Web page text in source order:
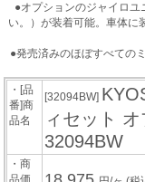
●オプションのジャイロユ
い。）が装着可能。車体に
●発売済みのほぼすべての
・[品
番]商
品名
[32094BW]
ィセット
32094BW
・商